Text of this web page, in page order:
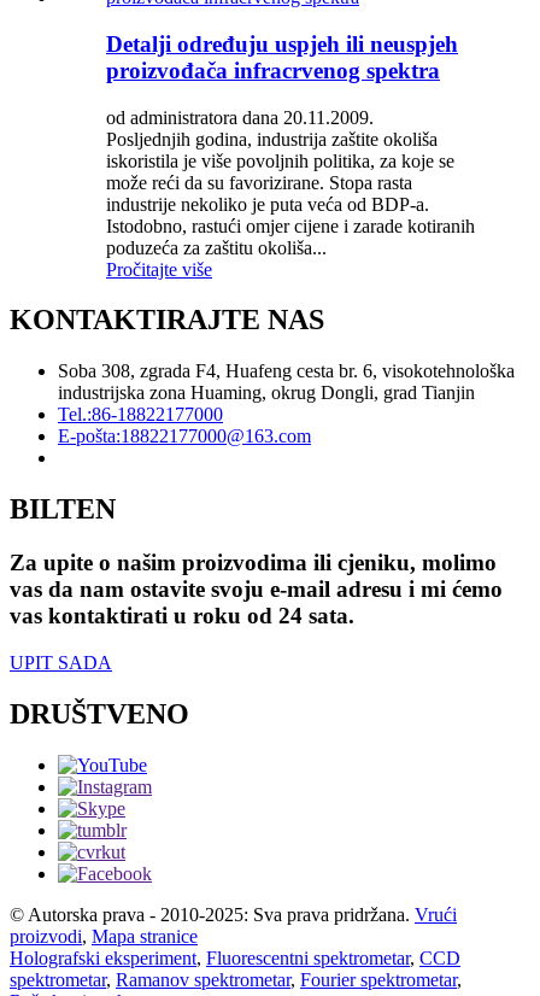
Detalji određuju uspjeh ili neuspjeh
proizvođača infracrvenog spektra
od administratora dana 20.11.2009.
Posljednjih godina, industrija zaštite okoliša
iskoristila je više povoljnih politika, za koje se
može reći da su favorizirane. Stopa rasta
industrije nekoliko je puta veća od BDP-a.
Istodobno, rastući omjer cijene i zarade kotiranih
poduzeća za zaštitu okoliša...
Pročitajte više
KONTAKTIRAJTE NAS
Soba 308, zgrada F4, Huafeng cesta br. 6, visokotehnološka
industrijska zona Huaming, okrug Dongli, grad Tianjin
Tel.:86-18822177000
E-pošta:18822177000@163.com
BILTEN
Za upite o našim proizvodima ili cjeniku, molimo
vas da nam ostavite svoju e-mail adresu i mi ćemo
vas kontaktirati u roku od 24 sata.
UPIT SADA
DRUŠTVENO
© Autorska prava - 2010-2025: Sva prava pridržana. Vrući
proizvodi, Mapa stranice
Holografski eksperiment, Fluorescentni spektrometar, CCD
spektrometar, Ramanov spektrometar, Fourier spektrometar,